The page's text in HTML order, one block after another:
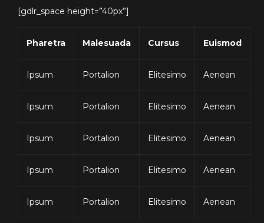
[gdlr_space height=”40px”]
Pharetra Malesuada Cursus Euismod
Ipsum Portalion Elitesimo Aenean
Ipsum Portalion Elitesimo Aenean
Ipsum Portalion Elitesimo Aenean
Ipsum Portalion Elitesimo Aenean
Ipsum Portalion Elitesimo Aenean